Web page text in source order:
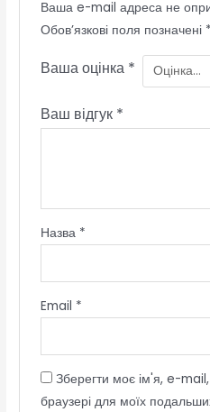
Ваша e-mail адреса не
Обов’язкові поля позначені *
Ваша оцінка *
Ваш відгук *
Назва *
Email *
Зберегти моє ім'я, e-
браузері для моїх